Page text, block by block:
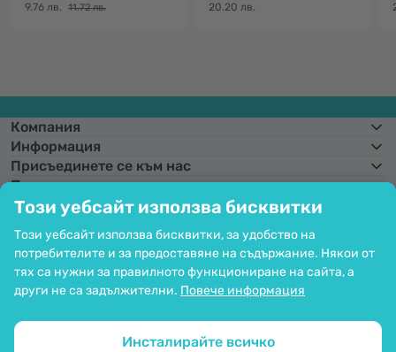
Този уебсайт използва бисквитки
Този уебсайт използва бисквитки, за удобство на
потребителите и за предоставяне на съдържание. Някои от
тях са нужни за правилното функциониране на сайта, а
други не са задължителни. Повече информация
Инсталирайте всичко
9.76 лв. 11.72 лв. 20.20 лв.
Компания
Информация
Присъединете се към нас
Помощ и поръчки
Фиксиран курс на конвертиране:1 € =1,95583 лв.Възможност за
плащане с карта. Гарантирана защита на личните данни чрез SSL
Copyright © 2012 - 2026   |   Be Healthy Group d.o.o.
Настройки на бисквитките